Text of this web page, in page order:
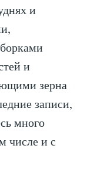
и
и
зерна
записи,
много
числе и с